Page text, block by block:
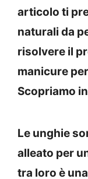
articolo ti
naturali da
risolvere il
manicure
Scopriamo
Le unghie
alleato per
tra loro è